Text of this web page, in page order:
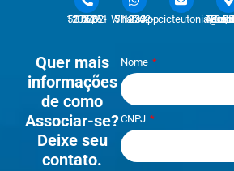
51 3762-1233 | 51 3762-1030 51 3762-1233 WhatsApp Rua Um Sul, 77 - Centro Administrativo
Quer mais
informações
de como
Associar-se?
Deixe seu
contato.
Nome
CNPJ